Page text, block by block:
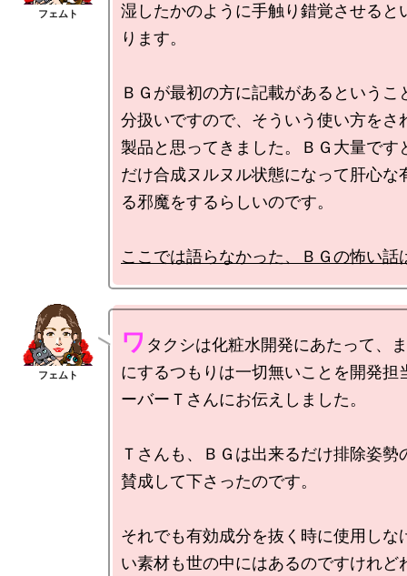
湿したかのように手触り錯覚させると
ります。
ＢＧが最初の方に記載があるというこ
分扱いですので、そういう使い方をさ
製品と思ってきました。ＢＧ大量です
だけ合成ヌルヌル状態になって肝心な
る邪魔をするらしいのです。
ここでは語らなかった、ＢＧの怖い話
ワ タクシは化粧水開発にあたって、
にするつもりは一切無いことを開発担
ーバーＴさんにお伝えしました。
Ｔさんも、ＢＧは出来るだけ排除姿勢
賛成して下さったのです。
それでも有効成分を抜く時に使用しな
い素材も世の中にはあるのですけれど